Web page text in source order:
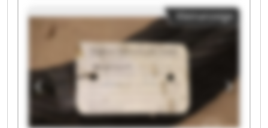
Absaugtechnik GmbH D&M Absaugtechnik
GmbH D&M Absaugtechnik GmbH D&M
Absaugtechnik GmbH D&M Absaugtechnik
GmbH D&M Absaugtechnik GmbH D&M
Absaugtechnik GmbH D&M Absaugtechnik
GmbH D&M Absaugtechnik GmbH D&M
Absaugtechnik GmbH D&M Absaugtechnik
GmbH D&M Absaugtechnik GmbH D&M
Absaugtechnik GmbH D&M Absaugtechnik
Kleinanzeige